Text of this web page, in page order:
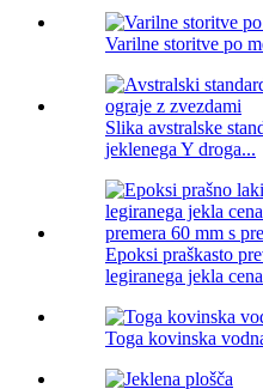
Varilne storitve po
Slika avstralske
jeklenega Y droga...
Epoksi praškasto
legiranega jekla
Toga kovinska